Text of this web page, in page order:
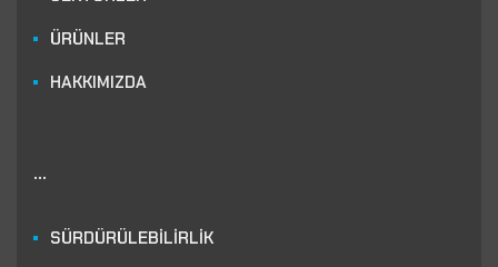
ÜRÜNLER
HAKKIMIZDA
...
SÜRDÜRÜLEBİLİRLİK